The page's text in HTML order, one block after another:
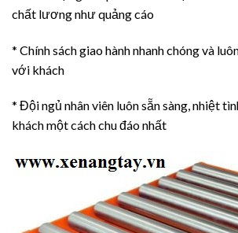
chất lương như quảng cáo
* Chính sách giao hành nhanh chóng và
với khách
* Đội ngủ nhân viên luôn sẵn sàng, nhiệt
khách một cách chu đáo nhất